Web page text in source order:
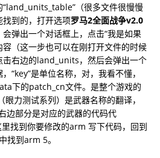
“land_units_table”（很多文件很慢慢
到的，打开选项罗马2全面战争v2.0
弹出一个对话框上，点击“我是如果
（这一步也可以在刚打开文件的时候
击右边的land_units，然后会弹出一个
“key”是单位名称，对，我看不懂，
下的patch_cn文件。是整个游戏的
力测试系列）是武器名称的翻译，
边部分是对应的武器的代码代
找到你要修改的arm 写下代码，回到
找到arm 5。